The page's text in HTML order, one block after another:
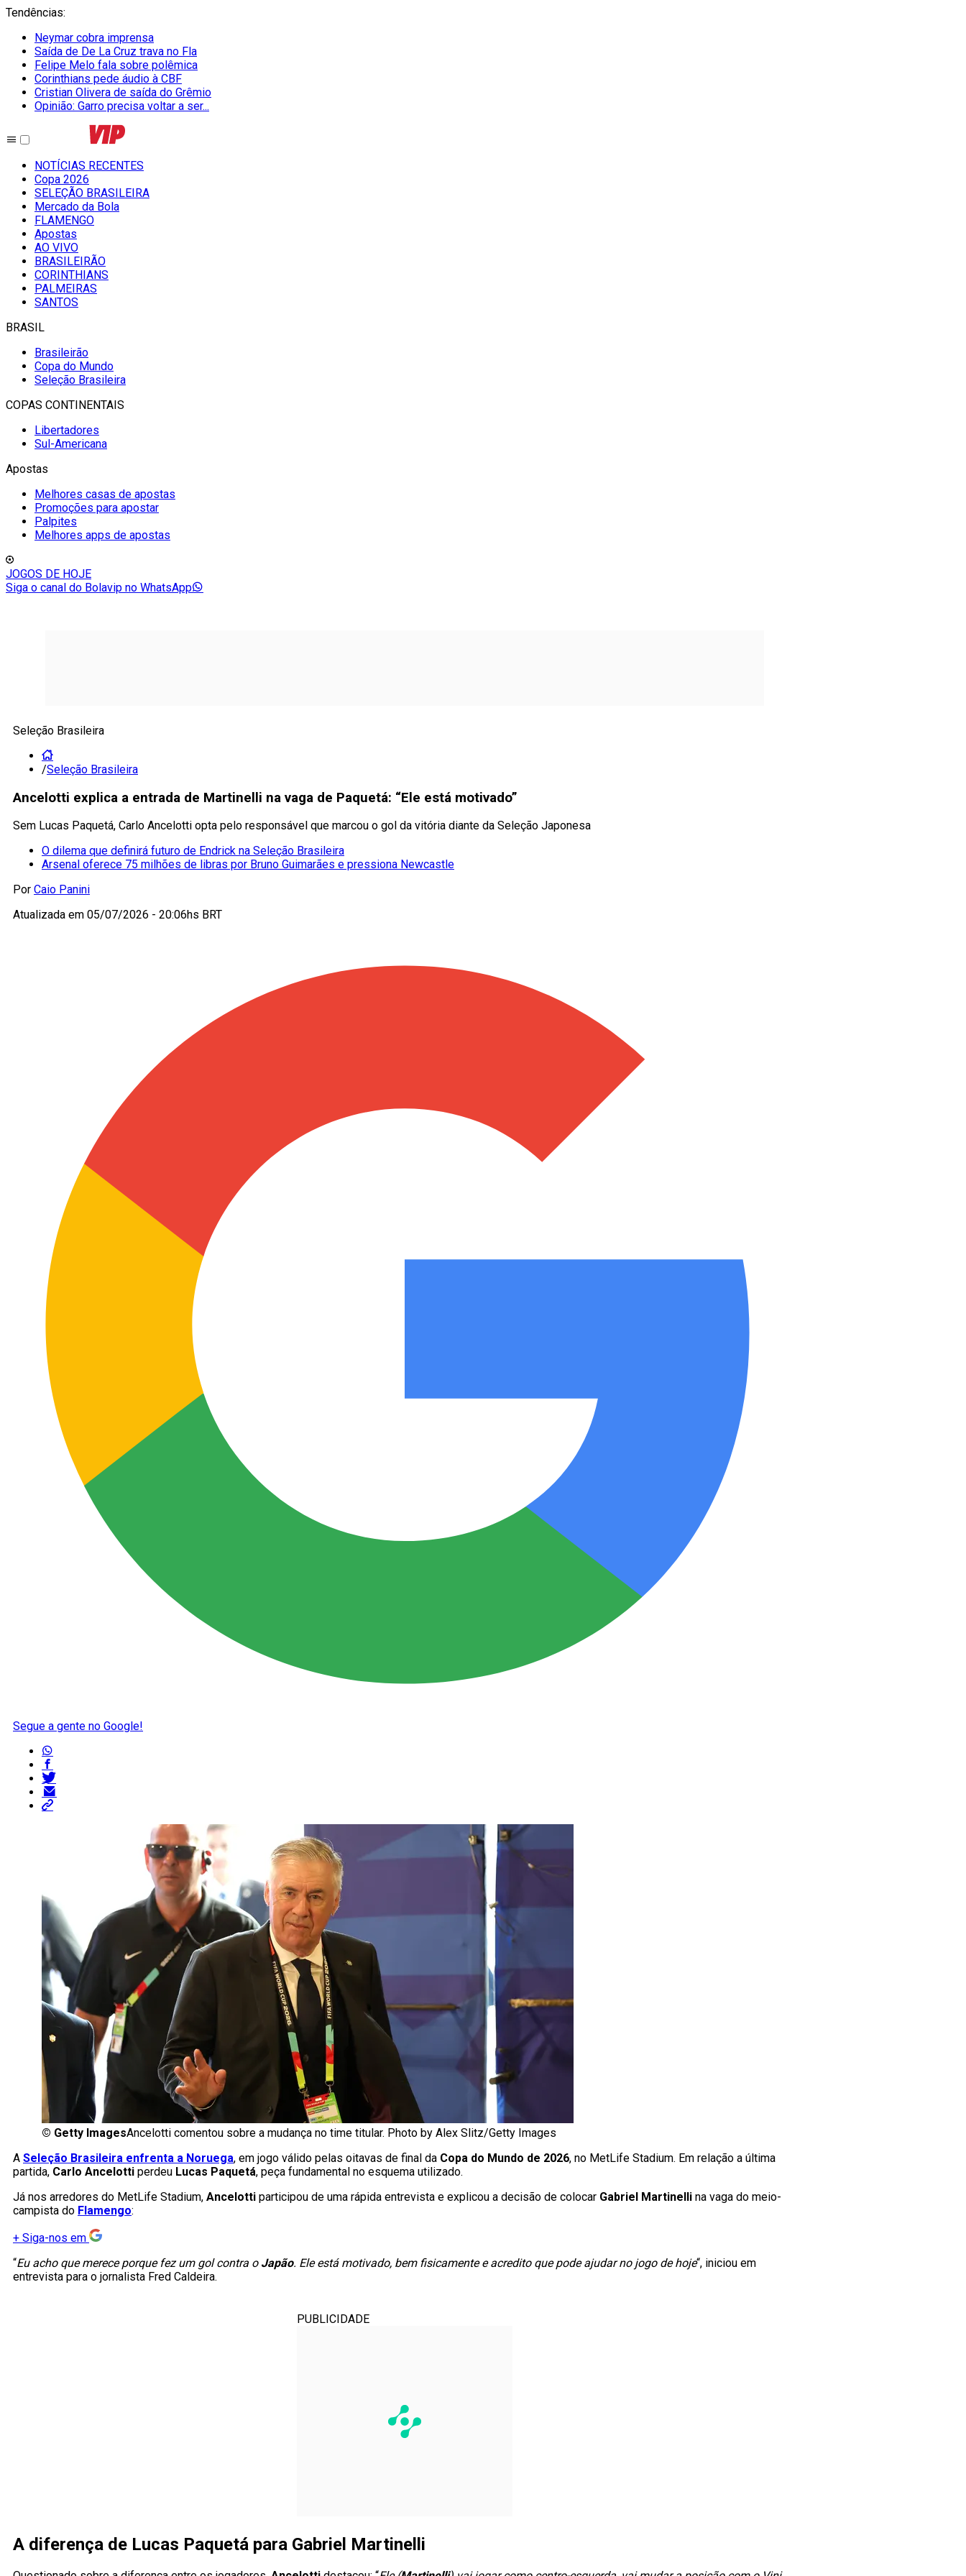
Tendências:
Neymar cobra imprensa
Saída de De La Cruz trava no Fla
Felipe Melo fala sobre polêmica
Corinthians pede áudio à CBF
Cristian Olivera de saída do Grêmio
Opinião: Garro precisa voltar a ser...
NOTÍCIAS RECENTES
Copa 2026
SELEÇÃO BRASILEIRA
Mercado da Bola
FLAMENGO
Apostas
AO VIVO
BRASILEIRÃO
CORINTHIANS
PALMEIRAS
SANTOS
BRASIL
Brasileirão
Copa do Mundo
Seleção Brasileira
COPAS CONTINENTAIS
Libertadores
Sul-Americana
Apostas
Melhores casas de apostas
Promoções para apostar
Palpites
Melhores apps de apostas
JOGOS DE HOJE
Siga o canal do Bolavip no WhatsApp
Seleção Brasileira
/Seleção Brasileira
Ancelotti explica a entrada de Martinelli na vaga de Paquetá: “Ele está motivado”
Sem Lucas Paquetá, Carlo Ancelotti opta pelo responsável que marcou o gol da vitória diante da Seleção Japonesa
O dilema que definirá futuro de Endrick na Seleção Brasileira
Arsenal oferece 75 milhões de libras por Bruno Guimarães e pressiona Newcastle
Por Caio Panini
Atualizada em 05/07/2026 - 20:06hs BRT
Segue a gente no Google!
© Getty ImagesAncelotti comentou sobre a mudança no time titular. Photo by Alex Slitz/Getty Images
A Seleção Brasileira enfrenta a Noruega, em jogo válido pelas oitavas de final da Copa do Mundo de 2026, no MetLife Stadium. Em relação a última
partida, Carlo Ancelotti perdeu Lucas Paquetá, peça fundamental no esquema utilizado.
Já nos arredores do MetLife Stadium, Ancelotti participou de uma rápida entrevista e explicou a decisão de colocar Gabriel Martinelli na vaga do meio-
campista do Flamengo:
+ Siga-nos em
“Eu acho que merece porque fez um gol contra o Japão. Ele está motivado, bem fisicamente e acredito que pode ajudar no jogo de hoje“, iniciou em
entrevista para o jornalista Fred Caldeira.
PUBLICIDADE
A diferença de Lucas Paquetá para Gabriel Martinelli